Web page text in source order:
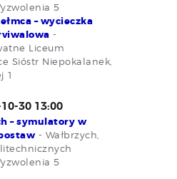
5
– wycieczka
-
Liceum
Sióstr Niepokalanek,
1
30 13:00
– symulatory w
- Wałbrzych,
5